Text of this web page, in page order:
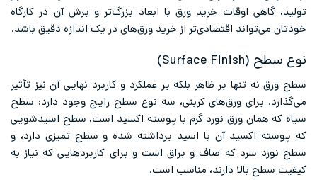
تولید، گاهی اوقات خرید ورق با ابعاد بزرگ‌تر و برش آن در کارگاه
خودتان می‌تواند اقتصادی‌تر از خرید ورق‌های در یک اندازه دقیق باشد.
نوع سطح (Surface Finish)
سطح ورق نه تنها بر ظاهر بلکه بر عملکرد و کاربرد نهایی آن نیز تأثیر
می‌گذارد. برای ورق‌های کربنی، سه نوع سطح رایج وجود دارد: سطح
سیاه که همان ورق نورد گرم با پوسته اکسید است، سطح اسیدشویی
که پوسته اکسید آن با اسید برداشته شده و سطح تمیزی دارد، و
سطح نورد سرد که صاف و براق است و برای کاربردهایی که نیاز به
کیفیت سطح بالا دارند، مناسب است.